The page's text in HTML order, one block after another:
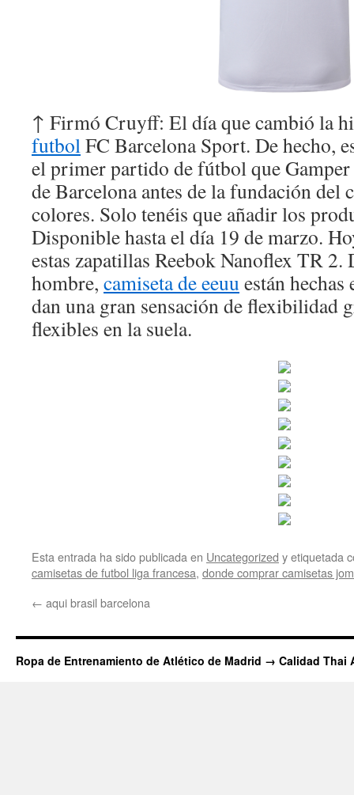
↑ Firmó Cruyff: El día que cambió la
futbolFC Barcelona Sport. De hecho,
el primer partido de fútbol que
de Barcelona antes de la fundación del
colores. Solo tenéis que añadir los
Disponible hasta el día 19 de marzo.
estas zapatillas Reebok Nanoflex TR 2.
hombre, camiseta de eeuu están
dan una gran sensación de flexibilidad
flexibles en la suela.
Esta entrada ha sido publicada en Uncategorized y etiquetada
camisetas de futbol liga francesa, donde comprar camisetas
← aqui brasil barcelona
Ropa de Entrenamiento de Atlético de Madrid → Calidad Thai